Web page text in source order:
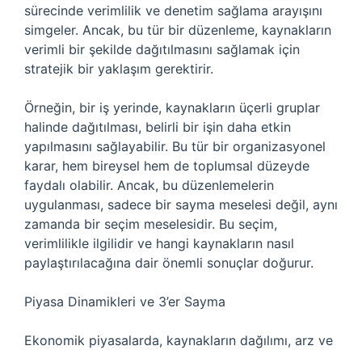
sürecinde verimlilik ve denetim sağlama arayışını
simgeler. Ancak, bu tür bir düzenleme, kaynakların
verimli bir şekilde dağıtılmasını sağlamak için
stratejik bir yaklaşım gerektirir.
Örneğin, bir iş yerinde, kaynakların üçerli gruplar
halinde dağıtılması, belirli bir işin daha etkin
yapılmasını sağlayabilir. Bu tür bir organizasyonel
karar, hem bireysel hem de toplumsal düzeyde
faydalı olabilir. Ancak, bu düzenlemelerin
uygulanması, sadece bir sayma meselesi değil, aynı
zamanda bir seçim meselesidir. Bu seçim,
verimlilikle ilgilidir ve hangi kaynakların nasıl
paylaştırılacağına dair önemli sonuçlar doğurur.
Piyasa Dinamikleri ve 3’er Sayma
Ekonomik piyasalarda, kaynakların dağılımı, arz ve